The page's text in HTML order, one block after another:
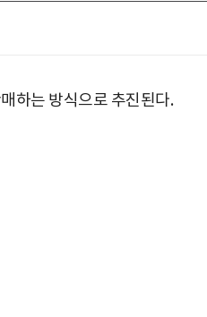
하는 방식으로 추진된다.